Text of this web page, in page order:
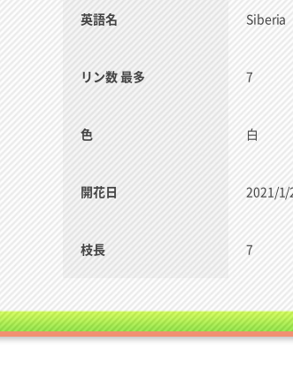
英語名 Siberia
リン数 最多 7
色 白
開花日 2021/1/
枝長 7